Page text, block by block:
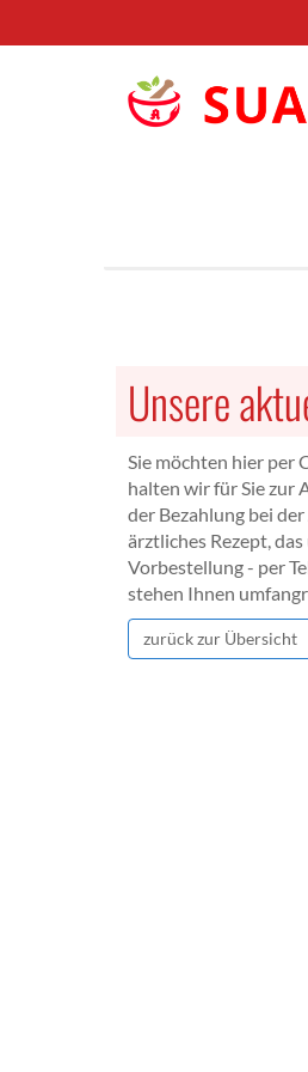
Unsere
Sie möchten hier per
halten wir für Sie zur
der Bezahlung bei
ärztliches Rezept,
Vorbestellung - per
stehen Ihnen
zurück zur Übersicht